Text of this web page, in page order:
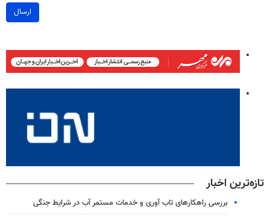
ارسال
تازه‌ترین اخبار
بررسی راهکارهای تاب آوری و خدمات مستمر آب در شرایط جنگی